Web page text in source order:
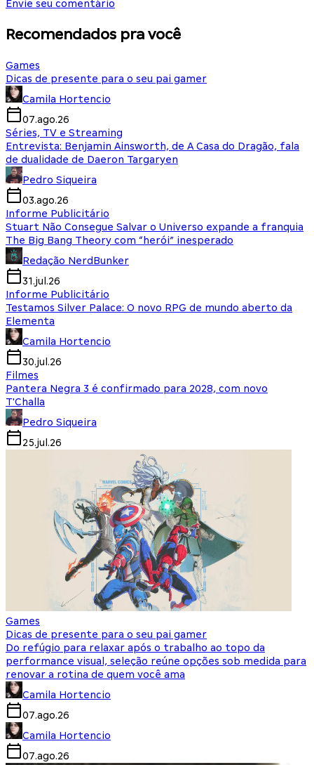
Envie seu comentário
Recomendados pra você
Games
Dicas de presente para o seu pai gamer
Camila Hortencio
07.ago.26
Séries, TV e Streaming
Entrevista: Benjamin Ainsworth, de A Casa do Dragão, fala
de dualidade de Daeron Targaryen
Pedro Siqueira
03.ago.26
Informe Publicitário
Stuart Não Consegue Salvar o Universo expande a franquia
The Big Bang Theory com “herói” inesperado
Redação NerdBunker
31.jul.26
Informe Publicitário
Testamos Silver Palace: O novo RPG de mundo aberto da
Elementa
Camila Hortencio
30.jul.26
Filmes
Pantera Negra 3 é confirmado para 2028, com novo
T'Challa
Pedro Siqueira
25.jul.26
Games
Dicas de presente para o seu pai gamer
Do refúgio para relaxar após o trabalho ao topo da
performance visual, seleção reúne opções sob medida para
renovar a rotina de quem você ama
Camila Hortencio
07.ago.26
Camila Hortencio
07.ago.26